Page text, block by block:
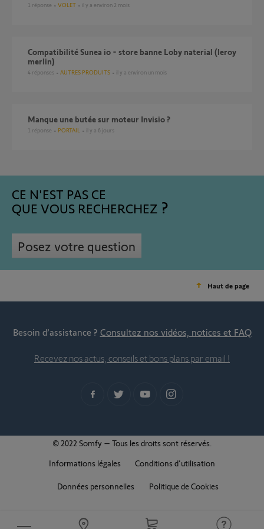
1 réponse VOLET il y a environ 2 mois
Compatibilité Sunea io - store banne Loby naterial (leroy
merlin)
4 réponses AUTRES PRODUITS il y a environ un mois
Manque une butée sur moteur Invisio ?
1 réponse PORTAIL il y a 6 jours
CE N'EST PAS CE
QUE VOUS RECHERCHEZ
Posez votre question
Haut de page
Besoin d’assistance ? Consultez nos vidéos, notices et FAQ
Recevez nos actus, conseils et bons plans par email !
© 2022 Somfy – Tous les droits sont réservés.
Informations légales
Conditions d'utilisation
Données personnelles Politique de Cookies